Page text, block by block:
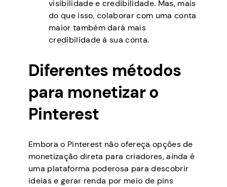
visibilidade e credibilidade. Mas, mais
do que isso, colaborar com uma conta
maior também dará mais
credibilidade à sua conta.
Diferentes métodos
para monetizar o
Pinterest
Embora o Pinterest não ofereça opções de
monetização direta para criadores, ainda é
uma plataforma poderosa para descobrir
ideias e gerar renda por meio de pins